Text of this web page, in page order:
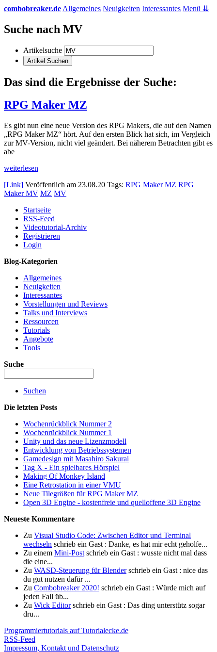
combobreaker.de Allgemeines Neuigkeiten Interessantes Menü ⇊
Suche nach MV
Artikelsuche
Das sind die Ergebnisse der Suche:
RPG Maker MZ
Es gibt nun eine neue Version des RPG Makers, die auf den Namen
„RPG Maker MZ“ hört. Auf den ersten Blick hat sich, im Vergleich
zur MV-Version, nicht viel geändert. Bei näherem Betrachten gibt es
abe
weiterlesen
[Link] Veröffentlich am 23.08.20 Tags: RPG Maker MZ RPG
Maker MV MZ MV
Startseite
RSS-Feed
Videotutorial-Archiv
Registrieren
Login
Blog-Kategorien
Allgemeines
Neuigkeiten
Interessantes
Vorstellungen und Reviews
Talks und Interviews
Ressourcen
Tutorials
Angebote
Tools
Suche
Suchen
Die letzten Posts
Wochenrückblick Nummer 2
Wochenrückblick Nummer 1
Unity und das neue Lizenzmodell
Entwicklung von Betriebssystemen
Gamedesign mit Masahiro Sakurai
Tag X - Ein spielbares Hörspiel
Making Of Monkey Island
Eine Retrostation in einer VMU
Neue Tilegrößen für RPG Maker MZ
Open 3D Engine - kostenfreie und quelloffene 3D Engine
Neueste Kommentare
Zu Visual Studio Code: Zwischen Editor und Terminal
wechseln schrieb ein Gast : Danke, es hat mir echt geholfe...
Zu einem Mini-Post schrieb ein Gast : wusste nicht mal dass
die eine...
Zu WASD-Steuerung für Blenderschrieb ein Gast : nice das
du gut nutzen dafür ...
Zu Combobreaker 2020! schrieb ein Gast : Würde mich auf
jeden Fall üb...
Zu Wick Editorschrieb ein Gast : Das ding unterstütz sogar
dru...
Programmiertutorials auf Tutorialecke.de
RSS-Feed
Impressum, Kontakt und Datenschutz